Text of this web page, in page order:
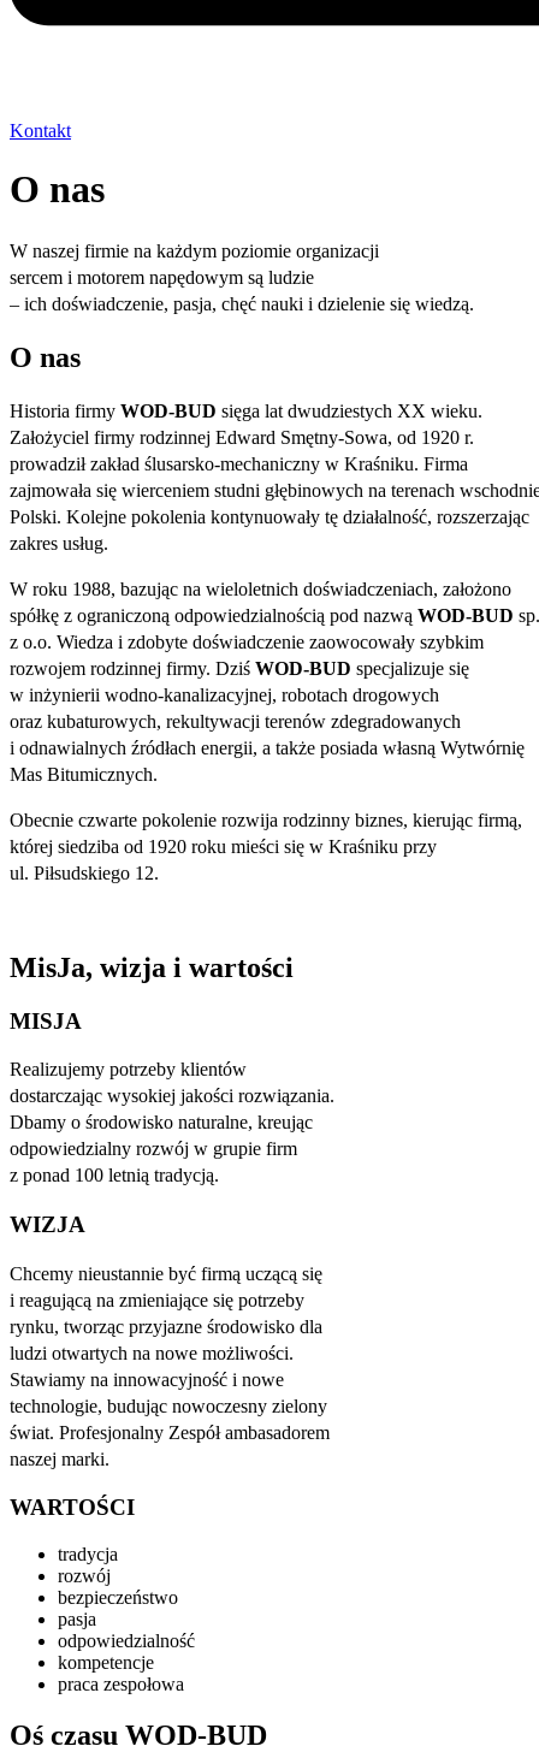
Kontakt
O nas
W naszej firmie na każdym poziomie organizacji
sercem i motorem napędowym są ludzie
– ich doświadczenie, pasja, chęć nauki i dzielenie się wiedzą.
O nas
Historia firmy WOD-BUD sięga lat dwudziestych XX wieku.
Założyciel firmy rodzinnej Edward Smętny-Sowa, od 1920 r.
prowadził zakład ślusarsko-mechaniczny w Kraśniku. Firma
zajmowała się wierceniem studni głębinowych na terenach
Polski. Kolejne pokolenia kontynuowały tę działalność, rozszerzając
zakres usług.
W roku 1988, bazując na wieloletnich doświadczeniach, założono
spółkę z ograniczoną odpowiedzialnością pod nazwą WOD-BUD sp.
z o.o. Wiedza i zdobyte doświadczenie zaowocowały szybkim
rozwojem rodzinnej firmy. Dziś WOD-BUD specjalizuje się
w inżynierii wodno-kanalizacyjnej, robotach drogowych
oraz kubaturowych, rekultywacji terenów zdegradowanych
i odnawialnych źródłach energii, a także posiada własną Wytwórnię
Mas Bitumicznych.
Obecnie czwarte pokolenie rozwija rodzinny biznes, kierując firmą,
której siedziba od 1920 roku mieści się w Kraśniku przy
ul. Piłsudskiego 12.
MisJa, wizja i wartości
MISJA
Realizujemy potrzeby klientów
dostarczając wysokiej jakości rozwiązania.
Dbamy o środowisko naturalne, kreując
odpowiedzialny rozwój w grupie firm
z ponad 100 letnią tradycją.
WIZJA
Chcemy nieustannie być firmą uczącą się
i reagującą na zmieniające się potrzeby
rynku, tworząc przyjazne środowisko dla
ludzi otwartych na nowe możliwości.
Stawiamy na innowacyjność i nowe
technologie, budując nowoczesny zielony
świat. Profesjonalny Zespół ambasadorem
naszej marki.
WARTOŚCI
tradycja
rozwój
bezpieczeństwo
pasja
odpowiedzialność
kompetencje
praca zespołowa
Oś czasu WOD-BUD